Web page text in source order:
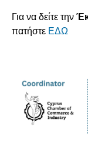
Για να δείτε την
πατήστε ΕΔΩ